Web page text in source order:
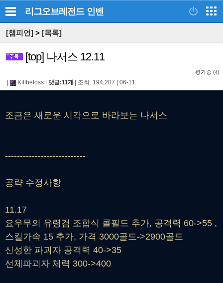
리그오브레전드 인벤
[챔피언] > [목록]
[top] 나서스 12.11
평가중 (4)
Killbeloss 댓글: 11개 조회: 194,207 06-11
조금은 새로운 시각으로 바라보는 나서스
---------------------------
공략 수정사항
11.17
요우무의 유령검 조합식 콜필드 추가, 공격력 60->55 ,
스킬가속 15 추가, 가격 3000골드->2900골드
신성한 파괴자 공격력 40->35
선체파괴자 체력 300->400